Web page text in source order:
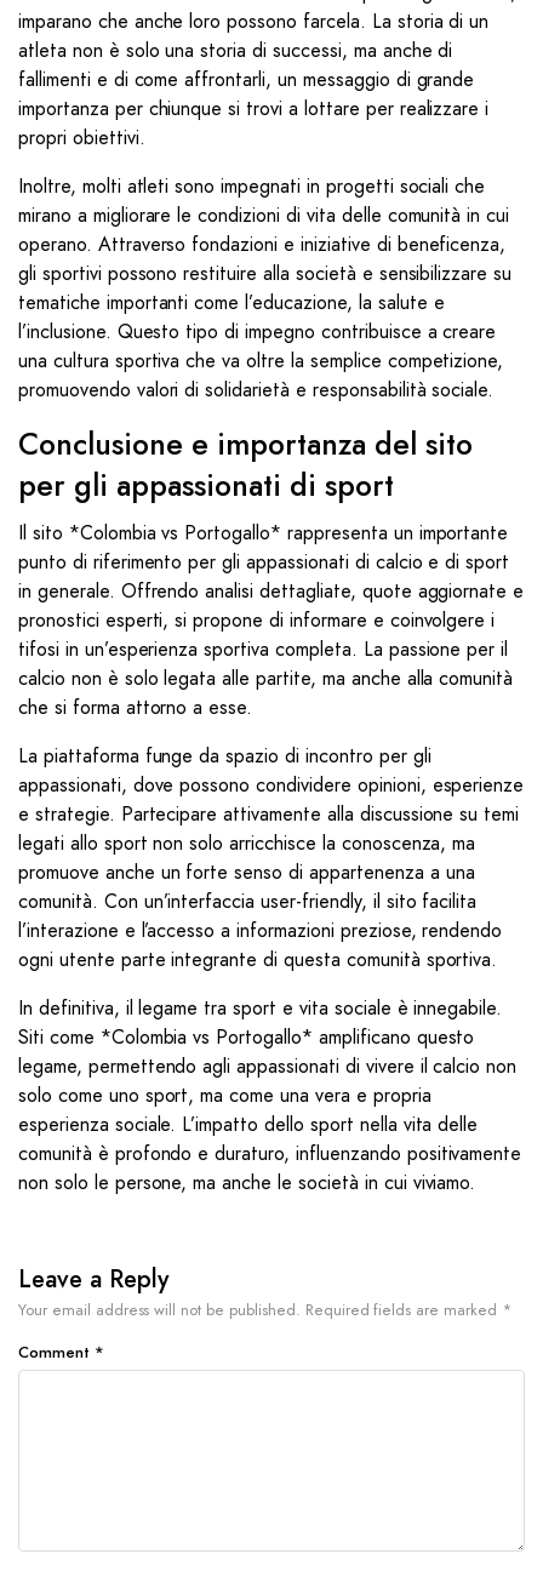
imparano che anche loro possono farcela. La storia di un
atleta non è solo una storia di successi, ma anche di
fallimenti e di come affrontarli, un messaggio di grande
importanza per chiunque si trovi a lottare per realizzare i
propri obiettivi.
Inoltre, molti atleti sono impegnati in progetti sociali che
mirano a migliorare le condizioni di vita delle comunità in cui
operano. Attraverso fondazioni e iniziative di beneficenza,
gli sportivi possono restituire alla società e sensibilizzare su
tematiche importanti come l’educazione, la salute e
l’inclusione. Questo tipo di impegno contribuisce a creare
una cultura sportiva che va oltre la semplice competizione,
promuovendo valori di solidarietà e responsabilità sociale.
Conclusione e importanza del sito
per gli appassionati di sport
Il sito *Colombia vs Portogallo* rappresenta un importante
punto di riferimento per gli appassionati di calcio e di sport
in generale. Offrendo analisi dettagliate, quote aggiornate e
pronostici esperti, si propone di informare e coinvolgere i
tifosi in un’esperienza sportiva completa. La passione per il
calcio non è solo legata alle partite, ma anche alla comunità
che si forma attorno a esse.
La piattaforma funge da spazio di incontro per gli
appassionati, dove possono condividere opinioni, esperienze
e strategie. Partecipare attivamente alla discussione su temi
legati allo sport non solo arricchisce la conoscenza, ma
promuove anche un forte senso di appartenenza a una
comunità. Con un’interfaccia user-friendly, il sito facilita
l’interazione e l’accesso a informazioni preziose, rendendo
ogni utente parte integrante di questa comunità sportiva.
In definitiva, il legame tra sport e vita sociale è innegabile.
Siti come *Colombia vs Portogallo* amplificano questo
legame, permettendo agli appassionati di vivere il calcio non
solo come uno sport, ma come una vera e propria
esperienza sociale. L’impatto dello sport nella vita delle
comunità è profondo e duraturo, influenzando positivamente
non solo le persone, ma anche le società in cui viviamo.
Leave a Reply
Your email address will not be published. Required fields are marked *
Comment *